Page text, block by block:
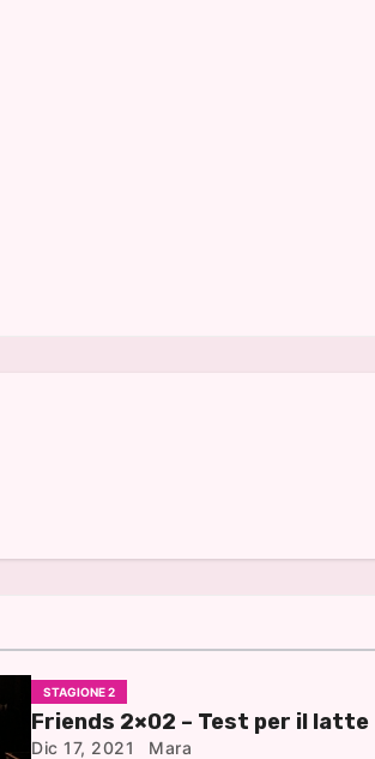
STAGIONE 2
Friends 2×02 – Test per il latte
Dic 17, 2021 Mara